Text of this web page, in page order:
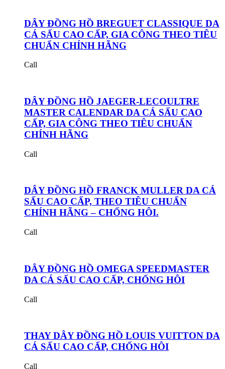
DÂY ĐỒNG HỒ BREGUET CLASSIQUE DA
CÁ SẤU CAO CẤP, GIA CÔNG THEO TIÊU
CHUẨN CHÍNH HÃNG
Call
DÂY ĐỒNG HỒ JAEGER-LECOULTRE
MASTER CALENDAR DA CÁ SẤU CAO
CẤP, GIA CÔNG THEO TIÊU CHUẨN
CHÍNH HÃNG
Call
DÂY ĐỒNG HỒ FRANCK MULLER DA CÁ
SẤU CAO CẤP, THEO TIÊU CHUẨN
CHÍNH HÃNG – CHỐNG HÔI.
Call
DÂY ĐỒNG HỒ OMEGA SPEEDMASTER
DA CÁ SẤU CAO CẤP, CHỐNG HÔI
Call
THAY DÂY ĐỒNG HỒ LOUIS VUITTON DA
CÁ SẤU CAO CẤP, CHỐNG HÔI
Call